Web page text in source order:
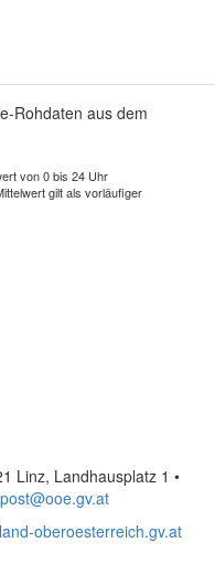
Rohdaten aus dem
von 0 bis 24 Uhr
gilt als vorläufiger
Linz, Landhausplatz 1 •
post@ooe.gv.at
oberoesterreich.gv.at